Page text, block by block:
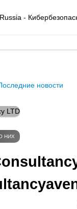
-
новости
НИХ